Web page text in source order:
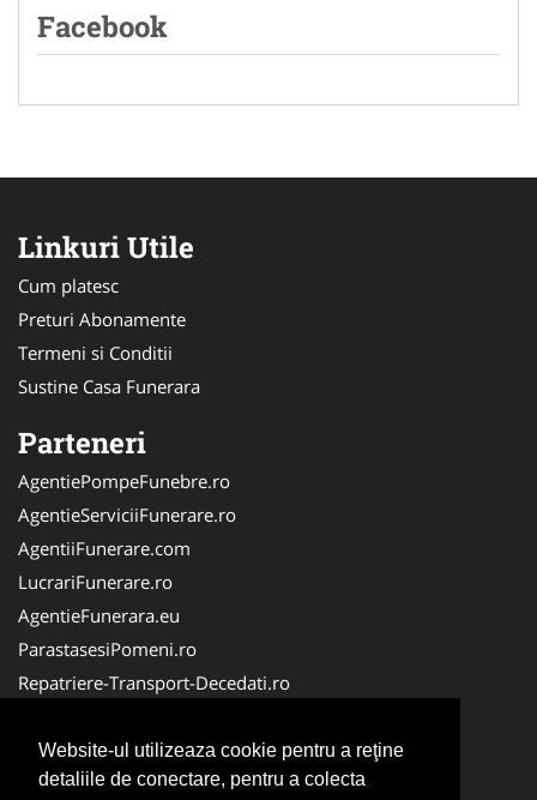
Website-ul utilizeaza cookie pentru a reţine
detaliile de conectare, pentru a colecta
Facebook
Linkuri Utile
Cum platesc
Preturi Abonamente
Termeni si Conditii
Sustine Casa Funerara
Parteneri
AgentiePompeFunebre.ro
AgentieServiciiFunerare.ro
AgentiiFunerare.com
LucrariFunerare.ro
AgentieFunerara.eu
ParastasesiPomeni.ro
Repatriere-Transport-Decedati.ro
CasaFunerara.com
NonStopDeschis.ro